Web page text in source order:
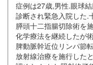
症例は27歳,男性.眼球
診断され緊急入院した.
膵頭十二指腸切除術を
化学療法を継続したが
脾動脈幹近位リンパ節
放射線治療を施行した